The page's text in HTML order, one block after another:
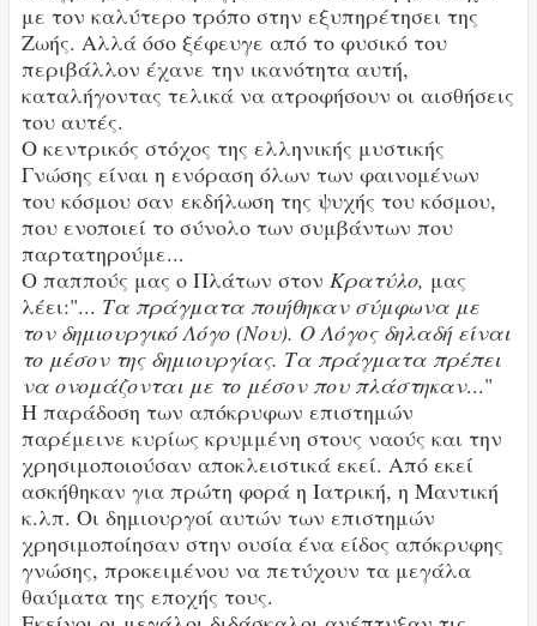
με τον καλύτερο τρόπο στην εξυπηρέτησει της
Ζωής. Αλλά όσο ξέφευγε από το φυσικό του
περιβάλλον έχανε την ικανότητα αυτή,
καταλήγοντας τελικά να ατροφήσουν οι αισθήσεις
του αυτές.
Ο κεντρικός στόχος της ελληνικής μυστικής
Γνώσης είναι η ενόραση όλων των φαινομένων
του κόσμου σαν εκδήλωση της ψυχής του κόσμου,
που ενοποιεί το σύνολο των συμβάντων που
παρτατηρούμε...
Ο παππούς μας ο Πλάτων στον Κρατύλο, μας
λέει:"... Τα πράγματα ποιήθηκαν σύμφωνα με
τον δημιουργικό Λόγο (Νου). Ο Λόγος δηλαδή είναι
το μέσον της δημιουργίας. Τα πράγματα πρέπει
να ονομάζονται με το μέσον που πλάστηκαν..."
Η παράδοση των απόκρυφων επιστημών
παρέμεινε κυρίως κρυμμένη στους ναούς και την
χρησιμοποιούσαν αποκλειστικά εκεί. Από εκεί
ασκήθηκαν για πρώτη φορά η Ιατρική, η Μαντική
κ.λπ. Οι δημιουργοί αυτών των επιστημών
χρησιμοποίησαν στην ουσία ένα είδος απόκρυφης
γνώσης, προκειμένου να πετύχουν τα μεγάλα
θαύματα της εποχής τους.